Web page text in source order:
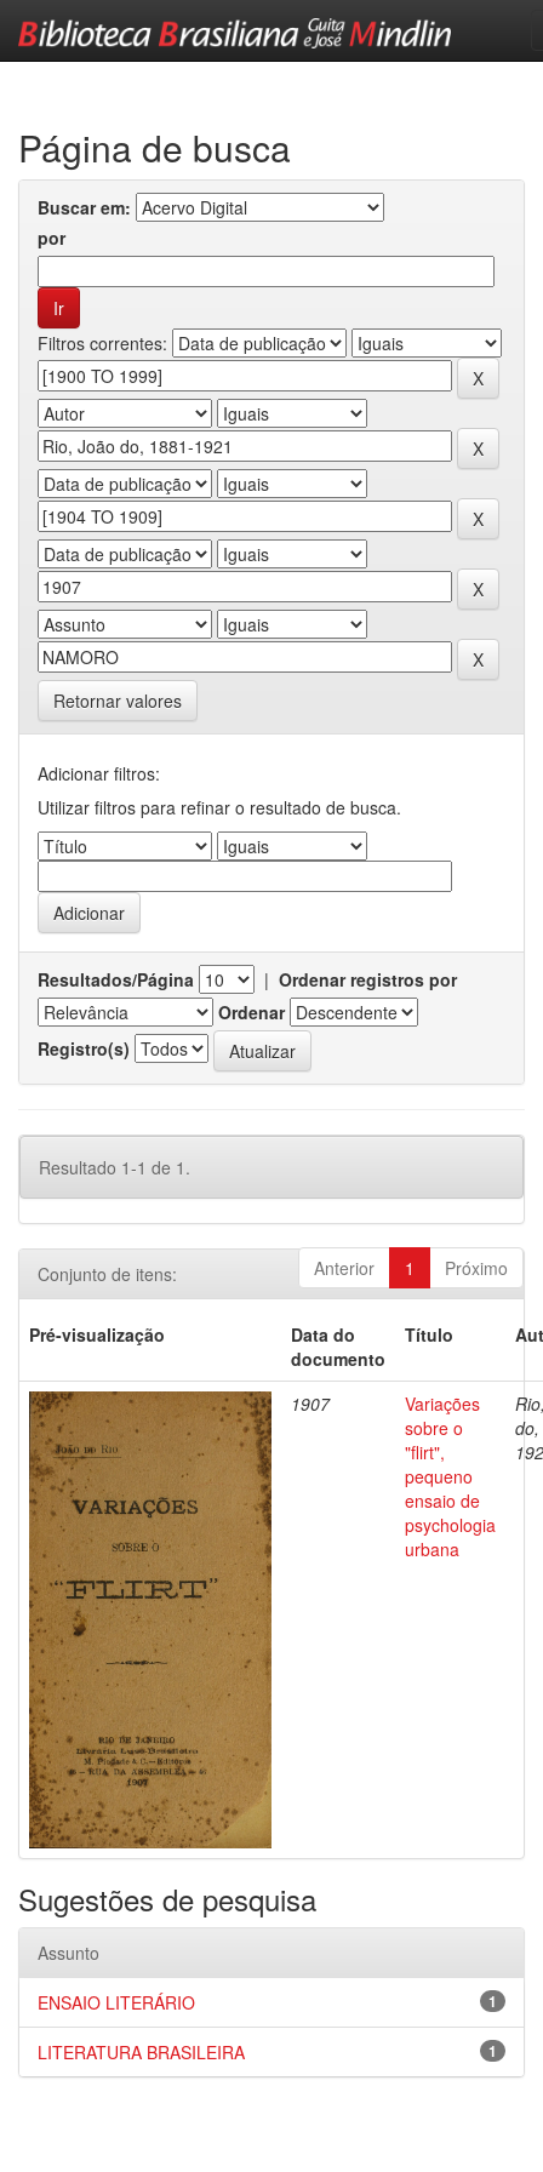
Página de busca
Buscar em:
por
Filtros correntes:
Retornar valores
Adicionar filtros:
Utilizar filtros para refinar o resultado de busca.
Resultados/Página | Ordenar registros por
Ordenar
Registro(s)
Resultado 1-1 de 1.
Anterior 1 Próximo
Conjunto de itens:
Pré-visualização
Data do
documento
Título
1907
Variações
sobre o
"flirt",
pequeno
ensaio de
psychologia
urbana
Sugestões de pesquisa
Assunto
1
ENSAIO LITERÁRIO
1
LITERATURA BRASILEIRA